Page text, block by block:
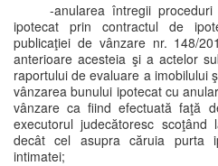
-anularea întregii
ipotecat prin contractul de
publicaţiei de vânzare nr. 148/
anterioare acesteia şi a actelor
raportului de evaluare a imobilului
vânzarea bunului ipotecat cu
vânzare ca fiind efectuată faţă
executorul judecătoresc
decât cel asupra căruia purta
intimatei;